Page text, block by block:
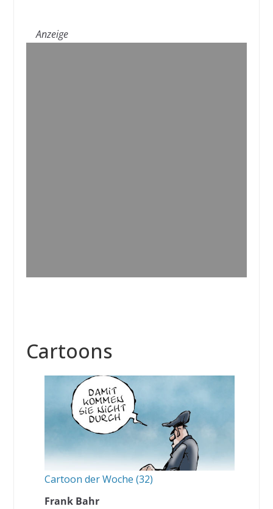
Anzeige
Cartoons
Cartoon der Woche (32)
Frank Bahr